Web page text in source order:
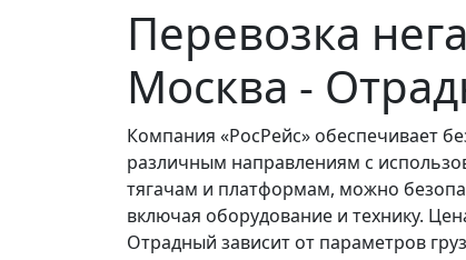
Перевозка
Москва -
Компания «РосРейс» обеспечивает
различным направлениям с
тягачам и платформам, можно
включая оборудование и технику.
Отрадный зависит от параметров